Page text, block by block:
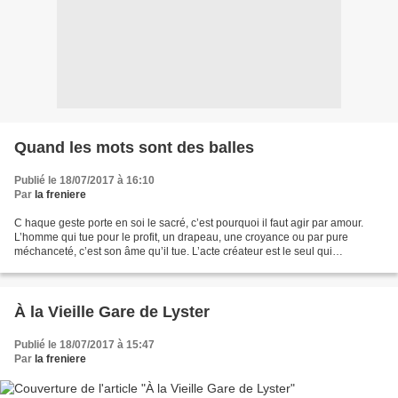
Quand les mots sont des balles
Publié le 18/07/2017 à 16:10
Par la freniere
C haque geste porte en soi le sacré, c’est pourquoi il faut agir par amour.
L’homme qui tue pour le profit, un drapeau, une croyance ou par pure
méchanceté, c’est son âme qu’il tue. L’acte créateur est le seul qui
À la Vieille Gare de Lyster
Publié le 18/07/2017 à 15:47
Par la freniere